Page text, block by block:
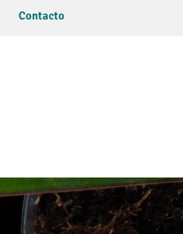
Contacto